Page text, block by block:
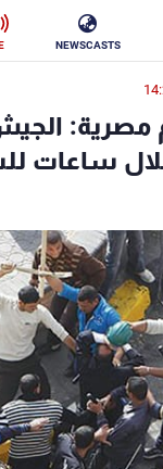
NEWSCASTS
مصرية:
ساعات
فن
رياضة